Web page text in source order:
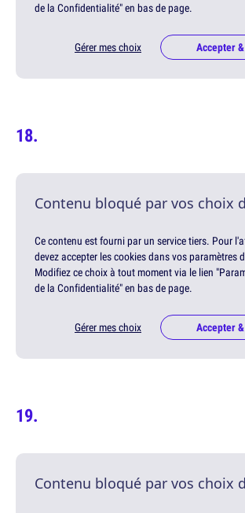
de la Confidentialité" en bas de page.
Gérer mes choix Accepter
Contenu bloqué par vos choix
Ce contenu est fourni par un service tiers. Pour
devez accepter les cookies dans vos paramètres
Modifiez ce choix à tout moment via le lien
de la Confidentialité" en bas de page.
Gérer mes choix Accepter
Contenu bloqué par vos choix